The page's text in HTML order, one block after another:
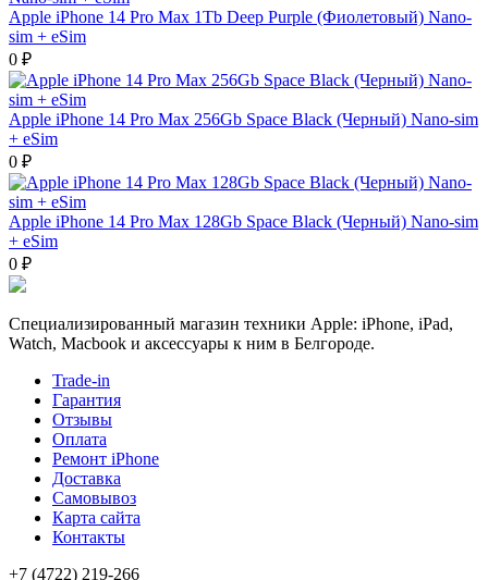
Apple iPhone 14 Pro Max 1Tb Deep Purple (Фиолетовый) Nano-
sim + eSim
0 ₽
Apple iPhone 14 Pro Max 256Gb Space Black (Черный) Nano-sim
+ eSim
0 ₽
Apple iPhone 14 Pro Max 128Gb Space Black (Черный) Nano-sim
+ eSim
0 ₽
Специализированный магазин техники Apple: iPhone, iPad,
Watch, Macbook и аксессуары к ним в Белгороде.
Trade-in
Гарантия
Отзывы
Оплата
Ремонт iPhone
Доставка
Самовывоз
Карта сайта
Контакты
+7 (4722) 219-266